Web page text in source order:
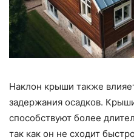
Наклон крыши также
задержания осадков.
способствуют более
так как он не сходит